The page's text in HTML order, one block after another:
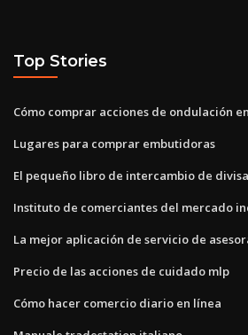
Top Stories
Cómo comprar acciones de ondulación
Lugares para comprar embutidoras
El pequeño libro de intercambio de
Instituto de comerciantes del mercado
La mejor aplicación de servicio de
Precio de las acciones de cuidado mlp
Cómo hacer comercio diario en línea